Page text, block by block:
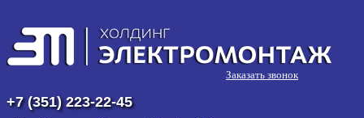
+7 (351) 223-22-45
Заказать звонок